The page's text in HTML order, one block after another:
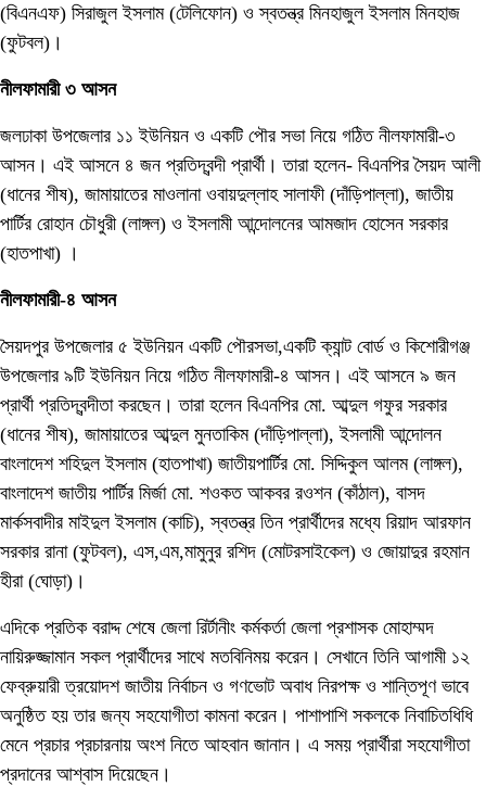
(বিএনএফ) সিরাজুল ইসলাম (টেলিফোন) ও স্বতন্ত্র মিনহাজুল ইসলাম মিনহাজ
(ফুটবল)।
নীলফামারী ৩ আসন
জলঢাকা উপজেলার ১১ ইউনিয়ন ও একটি পৌর সভা নিয়ে গঠিত নীলফামারী-৩
আসন। এই আসনে ৪ জন প্রতিদ্বন্দী প্রার্থী। তারা হলেন- বিএনপির সৈয়দ আলী
(ধানের শীষ), জামায়াতের মাওলানা ওবায়দুল্লাহ সালাফী (দাঁড়িপাল্লা), জাতীয়
পার্টির রোহান চৌধুরী (লাঙ্গল) ও ইসলামী আন্দোলনের আমজাদ হোসেন সরকার
(হাতপাখা) ।
নীলফামারী-৪ আসন
সৈয়দপুর উপজেলার ৫ ইউনিয়ন একটি পৌরসভা,একটি ক্যান্ট বোর্ড ও কিশোরীগঞ্জ
উপজেলার ৯টি ইউনিয়ন নিয়ে গঠিত নীলফামারী-৪ আসন। এই আসনে ৯ জন
প্রার্থী প্রতিদ্বন্দীতা করছেন। তারা হলেন বিএনপির মো. আব্দুল গফুর সরকার
(ধানের শীষ), জামায়াতের আব্দুল মুনতাকিম (দাঁড়িপাল্লা), ইসলামী আন্দোলন
বাংলাদেশ শহিদুল ইসলাম (হাতপাখা) জাতীয়পার্টির মো. সিদ্দিকুল আলম (লাঙ্গল),
বাংলাদেশ জাতীয় পার্টির মির্জা মো. শওকত আকবর রওশন (কাঁঠাল), বাসদ
মার্কসবাদীর মাইদুল ইসলাম (কাচি), স্বতন্ত্র তিন প্রার্থীদের মধ্যে রিয়াদ আরফান
সরকার রানা (ফুটবল), এস,এম,মামুনুর রশিদ (মোটরসাইকেল) ও জোয়াদুর রহমান
হীরা (ঘোড়া)।
এদিকে প্রতিক বরাদ্দ শেষে জেলা রির্টানীং কর্মকর্তা জেলা প্রশাসক মোহাম্মদ
নায়িরুজ্জামান সকল প্রার্থীদের সাথে মতবিনিময় করেন। সেখানে তিনি আগামী ১২
ফেব্রুয়ারী ত্রয়োদশ জাতীয় নির্বাচন ও গণভোট অবাধ নিরপক্ষ ও শান্তিপূণ ভাবে
অনুষ্ঠিত হয় তার জন্য সহযোগীতা কামনা করেন। পাশাপাশি সকলকে নিবাচিতধিধি
মেনে প্রচার প্রচারনায় অংশ নিতে আহবান জানান। এ সময় প্রার্থীরা সহযোগীতা
প্রদানের আশ্বাস দিয়েছেন।